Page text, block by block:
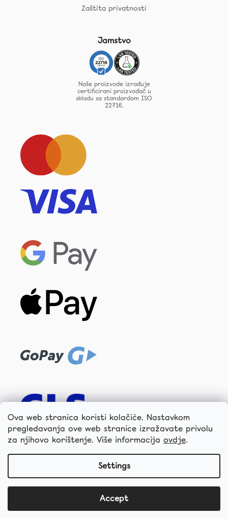
Ova web stranica koristi kolačiće. Nastavkom
pregledavanja ove web stranice izražavate privolu
za njihovo korištenje. Više informacija ovdje.
Settings
Accept
Zaštita privatnosti
Jamstvo
Naše proizvode izrađuje
certificirani proizvođač u
skladu sa standardom ISO
22716.
hellococo.hr